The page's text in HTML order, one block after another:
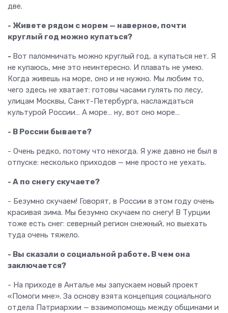
две.
- Живете рядом с морем — наверное, почти
круглый год можно купаться?
- Вот паломничать можно круглый год, а купаться нет. Я
не купаюсь, мне это неинтересно. И плавать не умею.
Когда живешь на море, оно и не нужно. Мы любим то,
чего здесь не хватает: готовы часами гулять по лесу,
улицам Москвы, Санкт-Петербурга, наслаждаться
культурой России… А море… ну, вот оно море…
- В России бываете?
- Очень редко, потому что некогда. Я уже давно не был в
отпуске: несколько приходов — мне просто не уехать.
- А по снегу скучаете?
- Безумно скучаем! Говорят, в России в этом году очень
красивая зима. Мы безумно скучаем по снегу! В Турции
тоже есть снег: северный регион снежный, но выехать
туда очень тяжело.
- Вы сказали о социальной работе. В чем она
заключается?
- На приходе в Анталье мы запускаем новый проект
«Помоги мне». За основу взята концепция социального
отдела Патриархии — взаимопомощь между общинами и